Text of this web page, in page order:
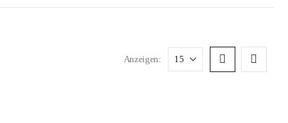
Anzeigen: